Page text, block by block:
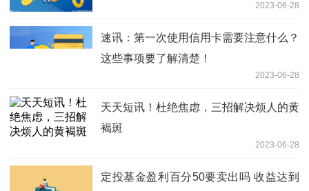
2023-06-28
速讯：第一次使用信用卡需要注意什么？
这些事项要了解清楚！
2023-06-28
天天短讯！杜绝焦虑，三招解决烦人的黄
褐斑
2023-06-28
定投基金盈利百分50要卖出吗 收益达到